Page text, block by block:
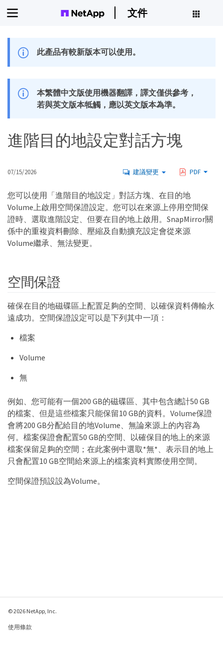
文件
此產品有較新版本可以使用。
本繁體中文版使用機器翻譯，譯文僅供參考，
若與英文版本牴觸，應以英文版本為準。
進階目的地設定對話方塊
07/15/2026 建議變更 PDF
您可以使用「進階目的地設定」對話方塊、在目的地
Volume上啟用空間保證設定。您可以在來源上停用空間保
證時、選取進階設定、但要在目的地上啟用。SnapMirror關
係中的重複資料刪除、壓縮及自動擴充設定會從來源
Volume繼承、無法變更。
空間保證
確保在目的地磁碟區上配置足夠的空間、以確保資料傳輸永
遠成功。空間保證設定可以是下列其中一項：
檔案
Volume
無
例如、您可能有一個200 GB的磁碟區、其中包含總計50 GB
的檔案、但是這些檔案只能保留10 GB的資料。Volume保證
會將200 GB分配給目的地Volume、無論來源上的內容為
何。檔案保證會配置50 GB的空間、以確保目的地上的來源
檔案保留足夠的空間；在此案例中選取*無*、表示目的地上
只會配置10 GB空間給來源上的檔案資料實際使用空間。
空間保證預設設為Volume。
© 2026 NetApp, Inc.
使用條款